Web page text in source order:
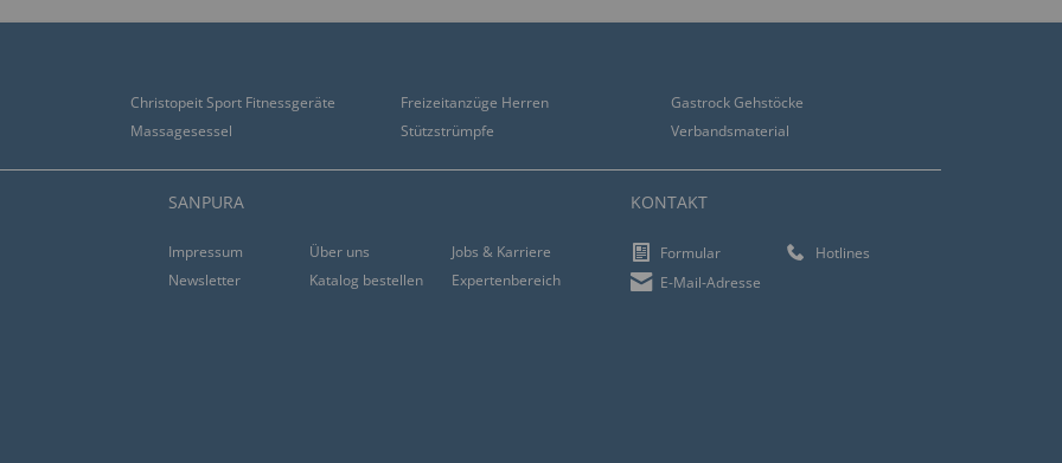
KUNDEN
grand pour bien
Christopeit Sport Fitnessgeräte Freizeitanzüge Herren
Gastrock Gehstöcke
Massagesessel Stützstrümpfe Verbandsmaterial
SANPURA
Impressum Über uns
Jobs & Karriere
Newsletter
Katalog bestellen Expertenbereich
KONTAKT
Formular
Hotlines
E-Mail-Adresse